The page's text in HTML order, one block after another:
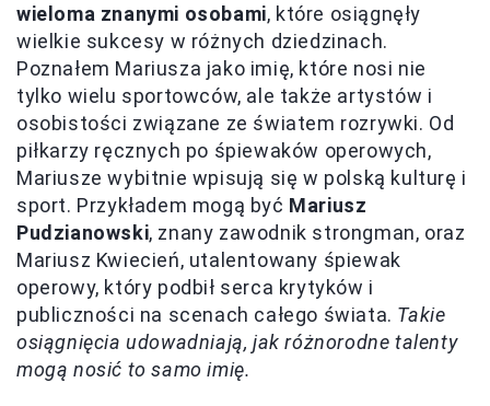
wieloma znanymi osobami, które osiągnęły
wielkie sukcesy w różnych dziedzinach.
Poznałem Mariusza jako imię, które nosi nie
tylko wielu sportowców, ale także artystów i
osobistości związane ze światem rozrywki. Od
piłkarzy ręcznych po śpiewaków operowych,
Mariusze wybitnie wpisują się w polską kulturę i
sport. Przykładem mogą być Mariusz
Pudzianowski, znany zawodnik strongman, oraz
Mariusz Kwiecień, utalentowany śpiewak
operowy, który podbił serca krytyków i
publiczności na scenach całego świata. Takie
osiągnięcia udowadniają, jak różnorodne talenty
mogą nosić to samo imię.